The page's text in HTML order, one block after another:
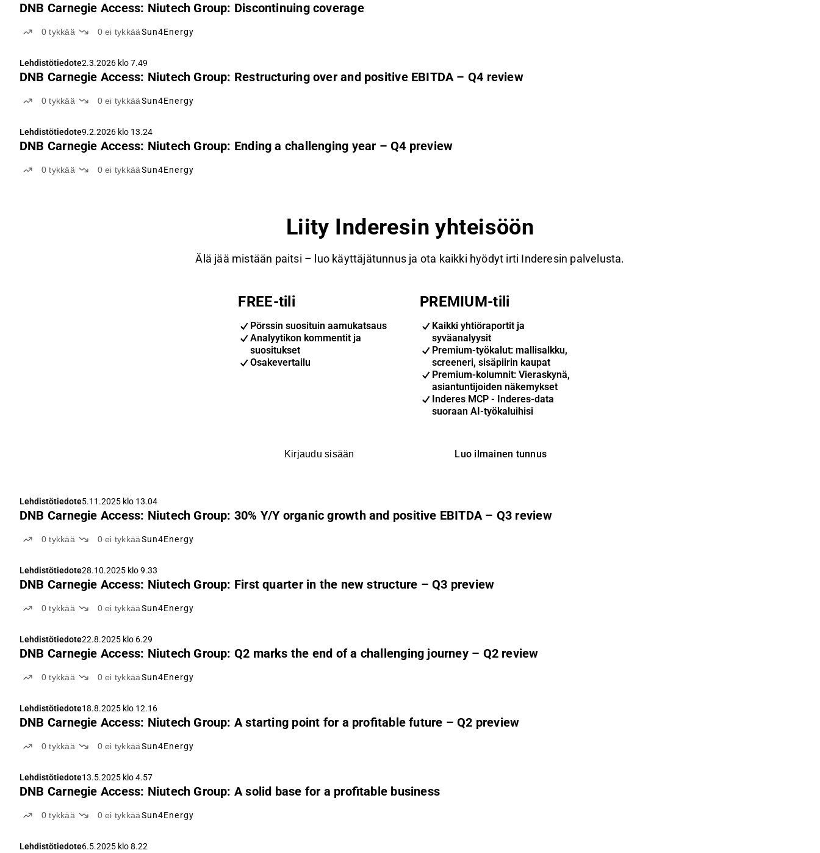
DNB Carnegie Access: Niutech Group: Discontinuing coverage
0tykkää 0ei tykkääSun4Energy
Lehdistötiedote2.3.2026 klo 7.49
DNB Carnegie Access: Niutech Group: Restructuring over and positive EBITDA – Q4 review
0tykkää 0ei tykkääSun4Energy
Lehdistötiedote9.2.2026 klo 13.24
DNB Carnegie Access: Niutech Group: Ending a challenging year – Q4 preview
0tykkää 0ei tykkääSun4Energy
Liity Inderesin yhteisöön
Älä jää mistään paitsi – luo käyttäjätunnus ja ota kaikki hyödyt irti Inderesin palvelusta.
FREE-tili
Pörssin suosituin aamukatsaus
Analyytikon kommentit ja
suositukset
Osakevertailu
PREMIUM-tili
Kaikki yhtiöraportit ja
syväanalyysit
Premium-työkalut: mallisalkku,
screeneri, sisäpiirin kaupat
Premium-kolumnit: Vieraskynä,
asiantuntijoiden näkemykset
Inderes MCP - Inderes-data
suoraan AI-työkaluihisi
Kirjaudu sisään Luo ilmainen tunnus
Lehdistötiedote5.11.2025 klo 13.04
DNB Carnegie Access: Niutech Group: 30% Y/Y organic growth and positive EBITDA – Q3 review
0tykkää 0ei tykkääSun4Energy
Lehdistötiedote28.10.2025 klo 9.33
DNB Carnegie Access: Niutech Group: First quarter in the new structure – Q3 preview
0tykkää 0ei tykkääSun4Energy
Lehdistötiedote22.8.2025 klo 6.29
DNB Carnegie Access: Niutech Group: Q2 marks the end of a challenging journey – Q2 review
0tykkää 0ei tykkääSun4Energy
Lehdistötiedote18.8.2025 klo 12.16
DNB Carnegie Access: Niutech Group: A starting point for a profitable future – Q2 preview
0tykkää 0ei tykkääSun4Energy
Lehdistötiedote13.5.2025 klo 4.57
DNB Carnegie Access: Niutech Group: A solid base for a profitable business
0tykkää 0ei tykkääSun4Energy
Lehdistötiedote6.5.2025 klo 8.22